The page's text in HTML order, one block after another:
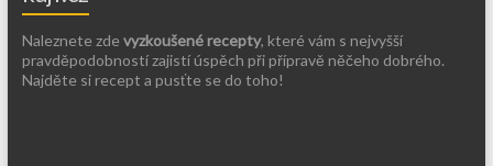
Naleznete zde vyzkoušené recepty, které vám s nejvyšší
pravděpodobností zajistí úspěch při přípravě něčeho dobrého.
Najděte si recept a pusťte se do toho!